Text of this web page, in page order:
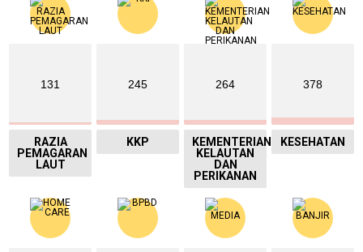
131
RAZIA
PEMAGARAN
LAUT
245
KKP
264
KEMENTERIAN
KELAUTAN
DAN
PERIKANAN
378
KESEHATAN